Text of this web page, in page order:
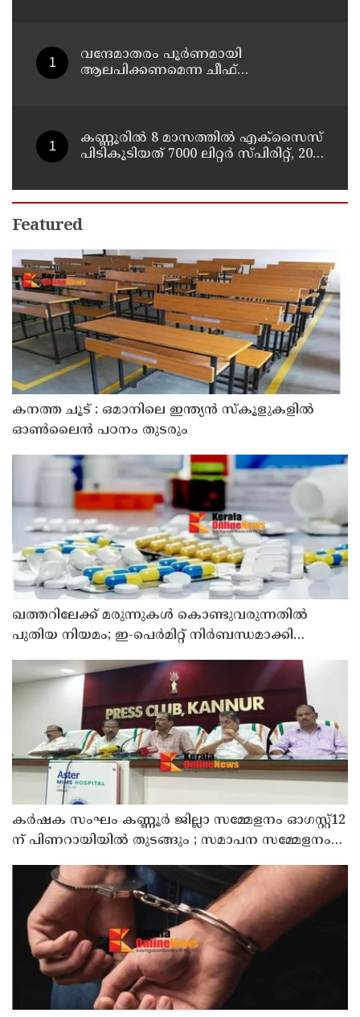
വന്ദേമാതരം പൂർണമായി
ആലപിക്കണമെന്ന ചീഫ്
കണ്ണൂരിൽ 8 മാസത്തിൽ എക്സൈസ്
പിടികൂടിയത് 7000 ലിറ്റർ സ്പിരിറ്റ്‌, 209
കേസുകളിൽ അറസ്റ്റിലായത് 559 പേർ
Featured
കനത്ത ചൂട് : ഒമാനിലെ ഇന്ത്യന്‍ സ്‌കൂളുകളില്‍
ഓണ്‍ലൈന്‍ പഠനം തുടരും
ഖത്തറിലേക്ക് മരുന്നുകള്‍ കൊണ്ടുവരുന്നതില്‍
പുതിയ നിയമം; ഇ-പെര്‍മിറ്റ് നിര്‍ബന്ധമാക്കി
മന്ത്രാലയം
കർഷക സംഘം കണ്ണൂർ ജില്ലാ സമ്മേളനം ഓഗസ്റ്റ്12
ന് പിണറായിയിൽ തുടങ്ങും ; സമാപന സമ്മേളനം
പ്രതിപക്ഷ നേതാവ് പിണറായി വിജയൻ ഉദ്ഘാടനം
ചെയ്യും